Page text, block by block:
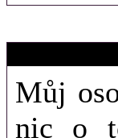
Můj
nic o